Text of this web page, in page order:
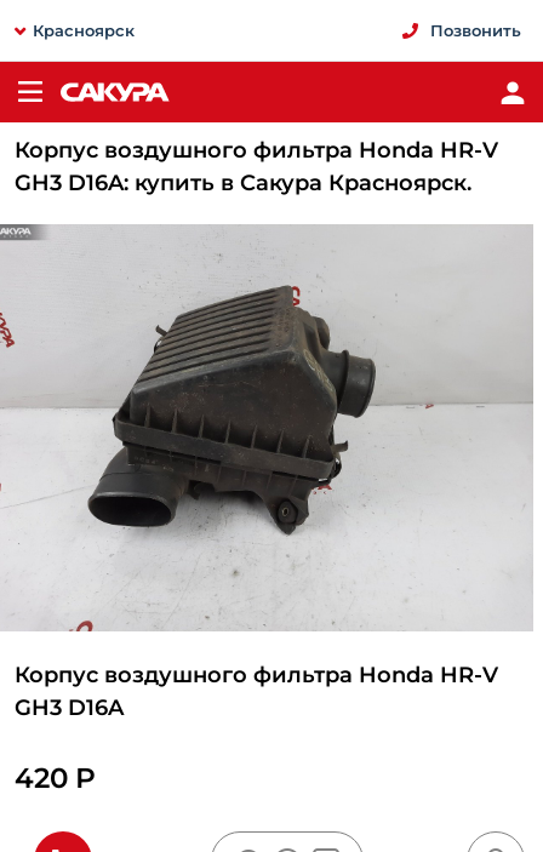
Красноярск Позвонить
Корпус воздушного фильтра Honda HR-V
GH3 D16A: купить в Сакура Красноярск.
Корпус воздушного фильтра Honda HR-V
GH3 D16A
420 Р